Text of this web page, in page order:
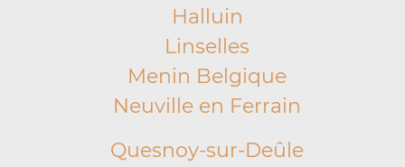
Halluin
Linselles
Menin Belgique
Neuville en Ferrain
Quesnoy-sur-Deûle